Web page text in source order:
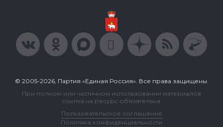
© 2005-2026, Партия «Единая Россия». Все права защищены.
При полном или частичном использовании материалов
ссылка на ресурс обязательна.
Пользовательское соглашение
Политика конфиденциальности